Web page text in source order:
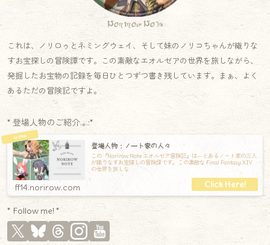
Norirow Note
これは、ノリロゥとネミングウェイ、そして妹のノリコちゃんが織りな
すお宝探しの冒険譚です。この素敵なエオルゼアの世界を旅しながら、
発掘したお宝物の記録を毎日ひとつずつ書き残しています。まぁ、よく
あるただの冒険記ですよ。
* 登場人物のご紹介.｡.:*
登場人物：ノート家の人々
この『Norirow Note エオルゼア冒険記』は―とあるノート家の三人
が織りなすお宝探しの冒険譚です。この素敵な Final Fantasy XIV
の世界を旅しな
ff14.norirow.com
* Follow me! *